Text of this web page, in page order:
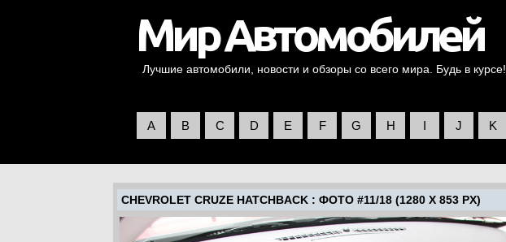
Лучшие автомобили, новости и обзоры со всего мира. Будь в курсе!
A B C D E F G H I J K
CHEVROLET CRUZE HATCHBACK: ФОТО #11/18 (1280 X 853 PX)